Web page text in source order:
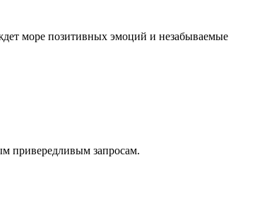
море позитивных эмоций и незабываемые
привередливым запросам.